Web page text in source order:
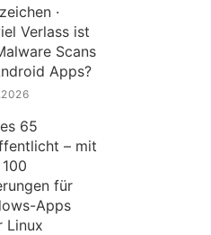
·
Verlass ist
Scans
Apps?
65
– mit
für
Apps
Linux